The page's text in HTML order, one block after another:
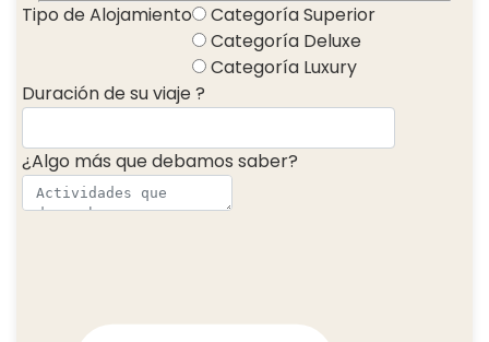
Tipo de Alojamiento
Categoría Superior
Categoría Deluxe
Categoría Luxury
Duración de su viaje ?
¿Algo más que debamos saber?